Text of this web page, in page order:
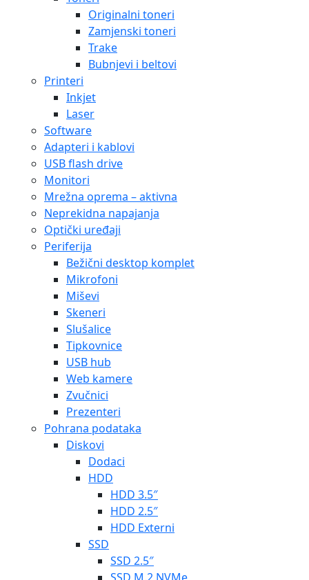
Originalni toneri
Zamjenski toneri
Trake
Bubnjevi i beltovi
Printeri
Inkjet
Laser
Software
Adapteri i kablovi
USB flash drive
Monitori
Mrežna oprema – aktivna
Neprekidna napajanja
Optički uređaji
Periferija
Bežični desktop komplet
Mikrofoni
Miševi
Skeneri
Slušalice
Tipkovnice
USB hub
Web kamere
Zvučnici
Prezenteri
Pohrana podataka
Diskovi
Dodaci
HDD
HDD 3.5″
HDD 2.5″
HDD Externi
SSD
SSD 2.5″